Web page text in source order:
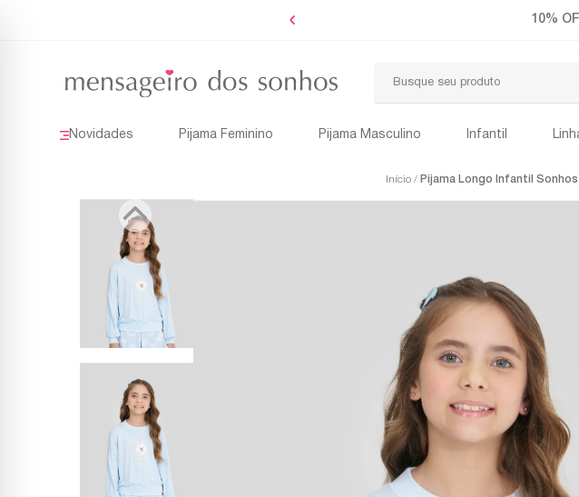
Frete
Novidades Pijama Feminino Pijama Masculino Infantil
Início Pijama Longo Infantil